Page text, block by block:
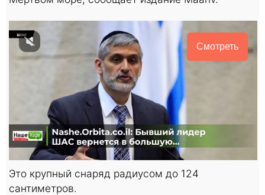
Смотреть
Это крупный снаряд радиусом до 124
сантиметров.